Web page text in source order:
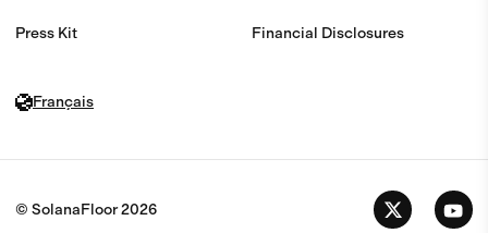
Press Kit Financial Disclosures
Français
© SolanaFloor2026